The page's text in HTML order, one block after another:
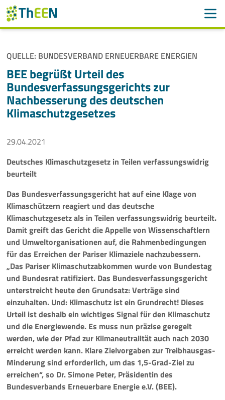
Navigation überspringen
ThEEN
Services
Mitglieder
Aktivitäten
Veranstaltungen
Aktuelles
Meldungen
Pressemeldungen
Branchenmeldungen
Statements
Positionen
Jobs
Mediathek
Akkreditierung
QUELLE: BUNDESVERBAND ERNEUERBARE ENERGIEN
BEE begrüßt Urteil des
Bundesverfassungsgerichts zur
Nachbesserung des deutschen
Klimaschutzgesetzes
29.04.2021
Deutsches Klimaschutzgesetz in Teilen verfassungswidrig
beurteilt
Das Bundesverfassungsgericht hat auf eine Klage von
Klimaschützern reagiert und das deutsche
Klimaschutzgesetz als in Teilen verfassungswidrig beurteilt.
Damit greift das Gericht die Appelle von Wissenschaftlern
und Umweltorganisationen auf, die Rahmenbedingungen
für das Erreichen der Pariser Klimaziele nachzubessern.
„Das Pariser Klimaschutzabkommen wurde von Bundestag
und Bundesrat ratifiziert. Das Bundesverfassungsgericht
unterstreicht heute den Grundsatz: Verträge sind
einzuhalten. Und: Klimaschutz ist ein Grundrecht! Dieses
Urteil ist deshalb ein wichtiges Signal für den Klimaschutz
und die Energiewende. Es muss nun präzise geregelt
werden, wie der Pfad zur Klimaneutralität auch nach 2030
erreicht werden kann. Klare Zielvorgaben zur Treibhausgas-
Minderung sind erforderlich, um das 1,5-Grad-Ziel zu
erreichen“, so Dr. Simone Peter, Präsidentin des
Bundesverbands Erneuerbare Energie e.V. (BEE).